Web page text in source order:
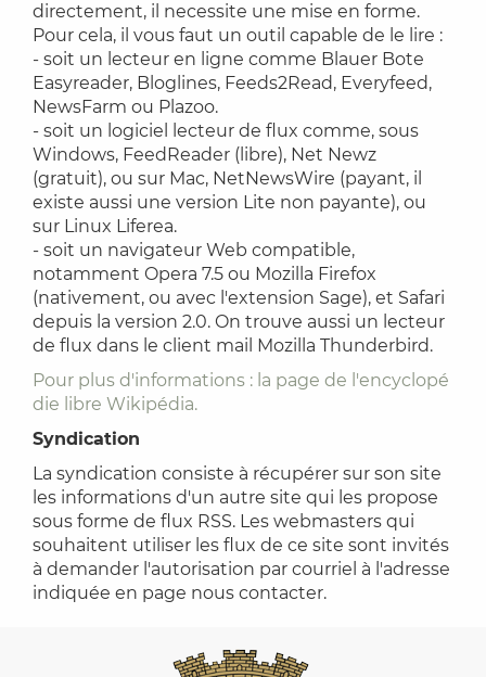
directement, il necessite une mise en forme.
Pour cela, il vous faut un outil capable de le lire :
- soit un lecteur en ligne comme Blauer Bote
Easyreader, Bloglines, Feeds2Read, Everyfeed,
NewsFarm ou Plazoo.
- soit un logiciel lecteur de flux comme, sous
Windows, FeedReader (libre), Net Newz
(gratuit), ou sur Mac, NetNewsWire (payant, il
existe aussi une version Lite non payante), ou
sur Linux Liferea.
- soit un navigateur Web compatible,
notamment Opera 7.5 ou Mozilla Firefox
(nativement, ou avec l'extension Sage), et Safari
depuis la version 2.0. On trouve aussi un lecteur
de flux dans le client mail Mozilla Thunderbird.
Pour plus d'informations : la page de l'encyclopé
die libre Wikipédia.
Syndication
La syndication consiste à récupérer sur son site
les informations d'un autre site qui les propose
sous forme de flux RSS. Les webmasters qui
souhaitent utiliser les flux de ce site sont invités
à demander l'autorisation par courriel à l'adresse
indiquée en page nous contacter.